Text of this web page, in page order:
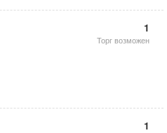
1
Торг возможен
1